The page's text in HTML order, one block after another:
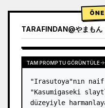
default=\"yumuşak
TARAFINDAN@やまもん
DIĞER MODELLERIN
TAM PROMPTU GÖRÜNTÜLE
"Irasutoya"nın
"Kasumigaseki
düzeyiyle